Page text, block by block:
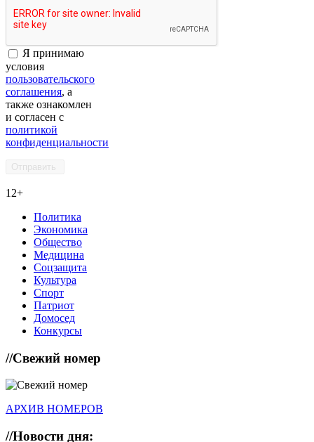
Я принимаю
условия
пользовательского
соглашения, а
также ознакомлен
и согласен с
политикой
конфиденциальности
12+
Политика
Экономика
Общество
Медицина
Соцзащита
Культура
Спорт
Патриот
Домосед
Конкурсы
//Свежий номер
АРХИВ НОМЕРОВ
//Новости дня: